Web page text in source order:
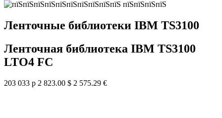
Ленточные библиотеки IBM TS3100
Ленточная библиотека IBM TS3100
LTO4 FC
203 033 р 2 823.00 $ 2 575.29 €